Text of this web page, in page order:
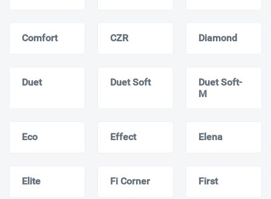
Comfort CZR Diamond
Duet Duet Soft
Duet Soft-
M
Eco Effect Elena
Elite Fi Corner First